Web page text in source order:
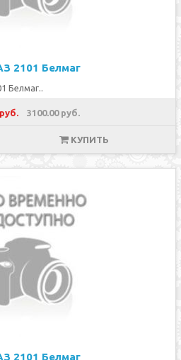
2101 Белмаг
Белмаг..
3100.00 руб.
КУПИТЬ
2101 Белмаг